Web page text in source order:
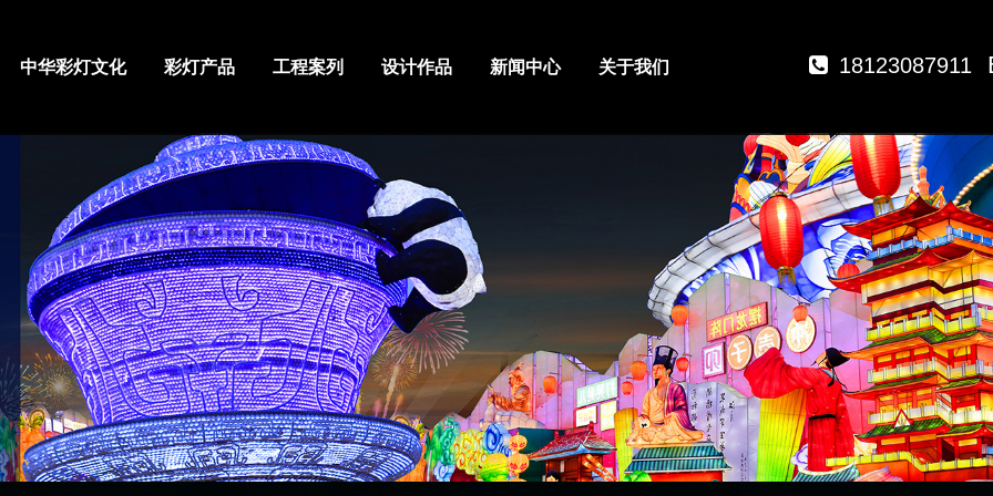
中华彩灯文化 彩灯产品 工程案列 设计作品 新闻中心 关于我们 18123087911